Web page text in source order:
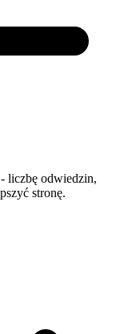
liczbę odwiedzin,
stronę.